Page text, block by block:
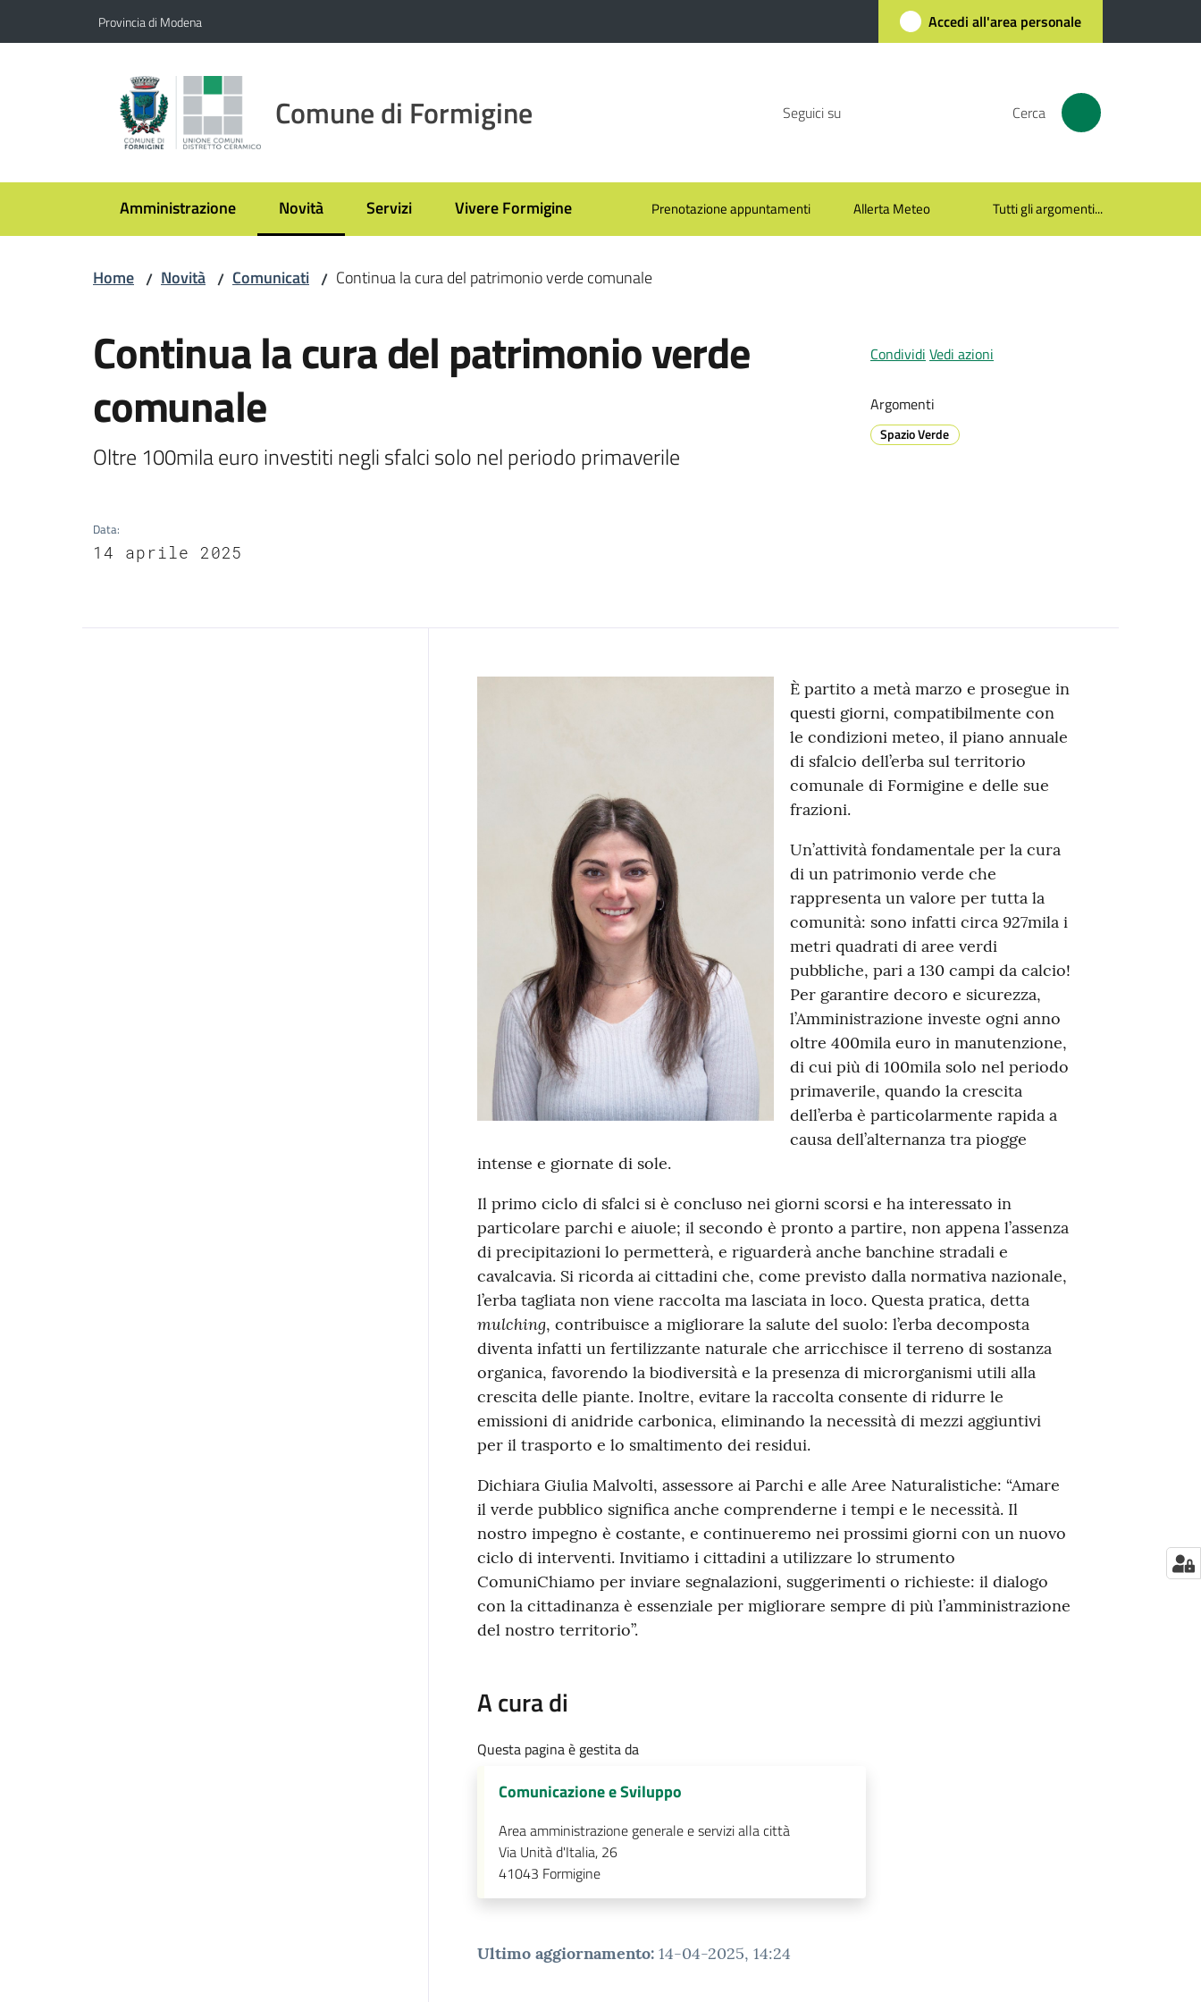
Provincia di Modena Accedi all'area personale
Comune di Formigine Seguici su Cerca
Amministrazione Novità
Menu selezionato
Servizi Vivere Formigine Prenotazione appuntamenti Allerta Meteo Tutti gli argomenti...
Home / Novità / Comunicati / Continua la cura del patrimonio verde comunale
Continua la cura del patrimonio verde
comunale
Data:
14 aprile 2025
Condividi Vedi azioni
Argomenti
Spazio Verde
È partito a metà marzo e prosegue in
questi giorni, compatibilmente con
le condizioni meteo, il piano annuale
di sfalcio dell’erba sul territorio
comunale di Formigine e delle sue
frazioni.
Un’attività fondamentale per la cura
di un patrimonio verde che
rappresenta un valore per tutta la
comunità: sono infatti circa 927mila i
metri quadrati di aree verdi
pubbliche, pari a 130 campi da calcio!
Per garantire decoro e sicurezza,
l’Amministrazione investe ogni anno
oltre 400mila euro in manutenzione,
di cui più di 100mila solo nel periodo
primaverile, quando la crescita
dell’erba è particolarmente rapida a
causa dell’alternanza tra piogge
intense e giornate di sole.
Il primo ciclo di sfalci si è concluso nei giorni scorsi e ha interessato in
particolare parchi e aiuole; il secondo è pronto a partire, non appena l’assenza
di precipitazioni lo permetterà, e riguarderà anche banchine stradali e
cavalcavia. Si ricorda ai cittadini che, come previsto dalla normativa nazionale,
l’erba tagliata non viene raccolta ma lasciata in loco. Questa pratica, detta
mulching, contribuisce a migliorare la salute del suolo: l’erba decomposta
diventa infatti un fertilizzante naturale che arricchisce il terreno di sostanza
organica, favorendo la biodiversità e la presenza di microrganismi utili alla
crescita delle piante. Inoltre, evitare la raccolta consente di ridurre le
emissioni di anidride carbonica, eliminando la necessità di mezzi aggiuntivi
per il trasporto e lo smaltimento dei residui.
Dichiara Giulia Malvolti, assessore ai Parchi e alle Aree Naturalistiche: “Amare
il verde pubblico significa anche comprenderne i tempi e le necessità. Il
nostro impegno è costante, e continueremo nei prossimi giorni con un nuovo
ciclo di interventi. Invitiamo i cittadini a utilizzare lo strumento
ComuniChiamo per inviare segnalazioni, suggerimenti o richieste: il dialogo
con la cittadinanza è essenziale per migliorare sempre di più l’amministrazione
del nostro territorio”.
A cura di
Questa pagina è gestita da
Comunicazione e Sviluppo
Area amministrazione generale e servizi alla città
Via Unità d'Italia, 26
41043 Formigine
Ultimo aggiornamento: 14-04-2025, 14:24